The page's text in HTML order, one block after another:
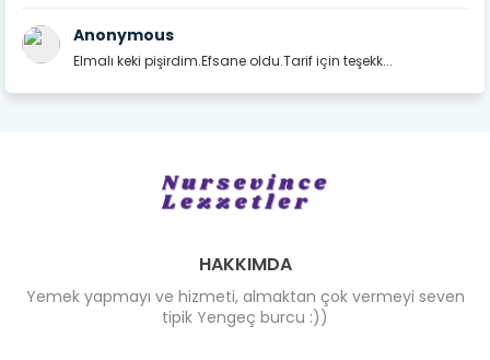
Anonymous
Elmalı keki pişirdim.Efsane oldu.Tarif için teşekk...
HAKKIMDA
Yemek yapmayı ve hizmeti, almaktan çok vermeyi seven
tipik Yengeç burcu :))